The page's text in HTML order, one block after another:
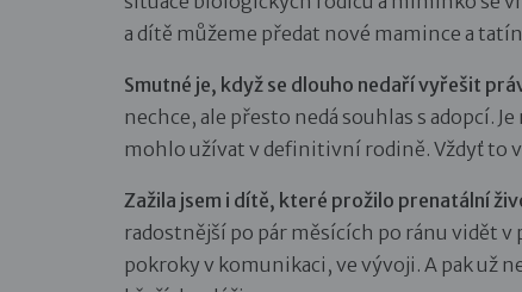
a dítě můžeme předat nové mamince a
Smutné je, když se dlouho nedaří vyřešit
nechce, ale přesto nedá souhlas s adopcí.
mohlo užívat v definitivní rodině. Vždyť to
Zažila jsem i dítě, které prožilo prenatální
radostnější po pár měsících po ránu vidět
pokroky v komunikaci, ve vývoji. A pak už